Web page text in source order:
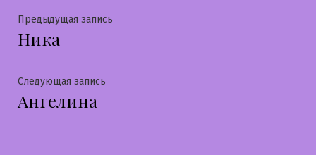
Навигация
по
записям
Предыдущая запись
Ника
Следующая запись
Ангелина